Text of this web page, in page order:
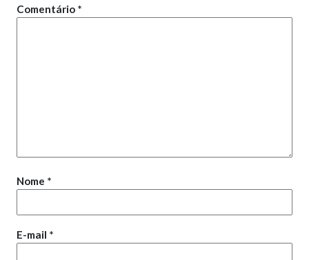
Comentário *
Nome *
E-mail *